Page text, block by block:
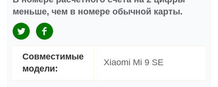
меньше, чем в номере обычной карты.
Совместимые
модели:
Xiaomi Mi 9 SE